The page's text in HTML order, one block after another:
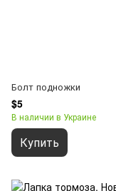
Болт подножки
$5
В наличии в Украине
Купить